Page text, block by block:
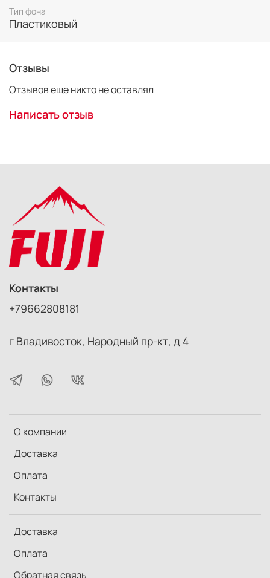
Тип фона
Пластиковый
Отзывы
Отзывов еще никто не оставлял
Написать отзыв
О компании
Доставка
Оплата
Контакты
Доставка
Оплата
Обратная связь
Контакты
+79662808181
г Владивосток, Народный пр-кт, д 4